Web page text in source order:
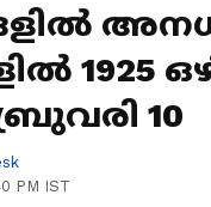
1925
10
PM IST